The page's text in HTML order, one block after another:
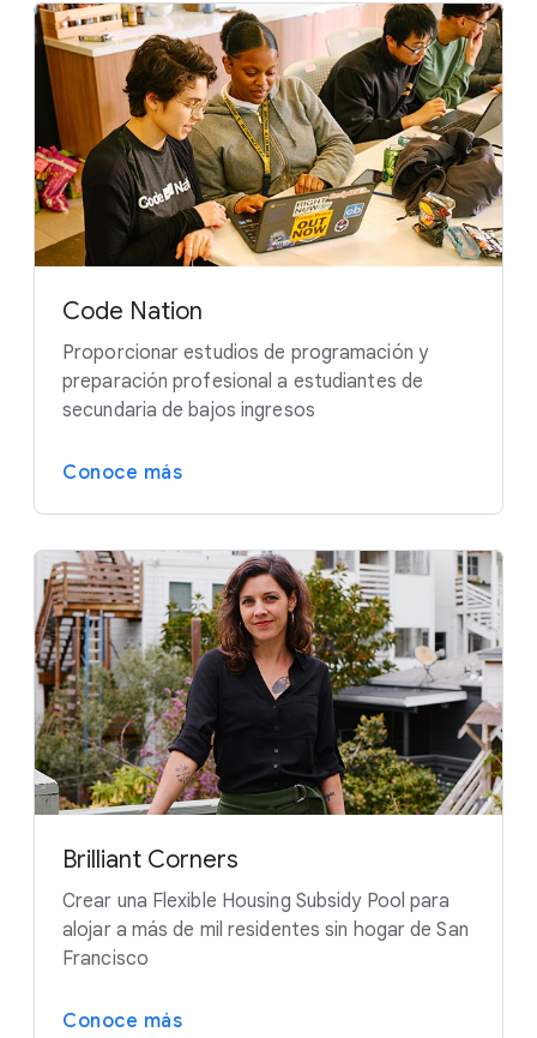
Code Nation
Proporcionar estudios de programación y
preparación profesional a estudiantes de
secundaria de bajos ingresos
Conoce más
Brilliant Corners
Crear una Flexible Housing Subsidy Pool para
alojar a más de mil residentes sin hogar de San
Francisco
Conoce más